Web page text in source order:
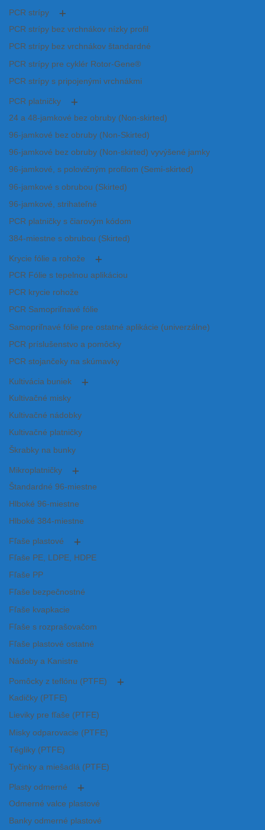
PCR strípy
PCR strípy bez vrchnákov nízky profil
PCR strípy bez vrchnákov štandardné
PCR strípy pre cyklér Rotor-Gene®
PCR strípy s pripojenými vrchnákmi
PCR platničky
24 a 48-jamkové bez obruby (Non-skirted)
96-jamkové bez obruby (Non-Skirted)
96-jamkové bez obruby (Non-skirted) vyvýšené jamky
96-jamkové, s polovičným profilom (Semi-skirted)
96-jamkové s obrubou (Skirted)
96-jamkové, strihateľné
PCR platničky s čiarovým kódom
384-miestne s obrubou (Skirted)
Krycie fólie a rohože
PCR Fólie s tepelnou aplikáciou
PCR krycie rohože
PCR Samopriľnavé fólie
Samopriľnavé fólie pre ostatné aplikácie (univerzálne)
PCR príslušenstvo a pomôcky
PCR stojančeky na skúmavky
Kultivácia buniek
Kultivačné misky
Kultivačné nádobky
Kultivačné platničky
Škrabky na bunky
Mikroplatničky
Štandardné 96-miestne
Hlboké 96-miestne
Hlboké 384-miestne
Fľaše plastové
Fľaše PE, LDPE, HDPE
Fľaše PP
Fľaše bezpečnostné
Fľaše kvapkacie
Fľaše s rozprašovačom
Fľaše plastové ostatné
Nádoby a Kanistre
Pomôcky z teflónu (PTFE)
Kadičky (PTFE)
Lieviky pre fľaše (PTFE)
Misky odparovacie (PTFE)
Tégliky (PTFE)
Tyčinky a miešadlá (PTFE)
Plasty odmerné
Odmerné valce plastové
Banky odmerné plastové